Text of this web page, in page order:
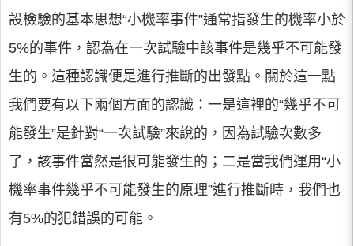
設檢驗的基本思想“小機率事件”通常指發生的機率小於
5%的事件，認為在一次試驗中該事件是幾乎不可能發
生的。這種認識便是進行推斷的出發點。關於這一點
我們要有以下兩個方面的認識：一是這裡的“幾乎不可
能發生”是針對“一次試驗”來說的，因為試驗次數多
了，該事件當然是很可能發生的；二是當我們運用“小
機率事件幾乎不可能發生的原理”進行推斷時，我們也
有5%的犯錯誤的可能。